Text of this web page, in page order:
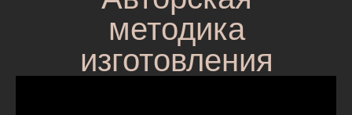
методика
изготовления